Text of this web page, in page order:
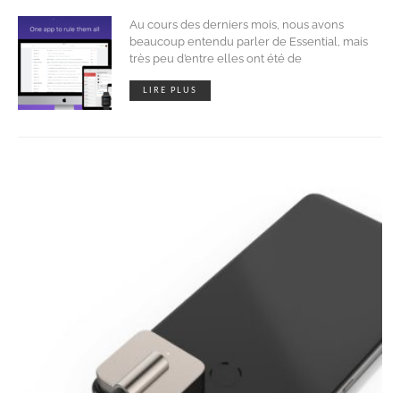
Au cours des derniers mois, nous avons
beaucoup entendu parler de Essential, mais
très peu d’entre elles ont été de
LIRE PLUS